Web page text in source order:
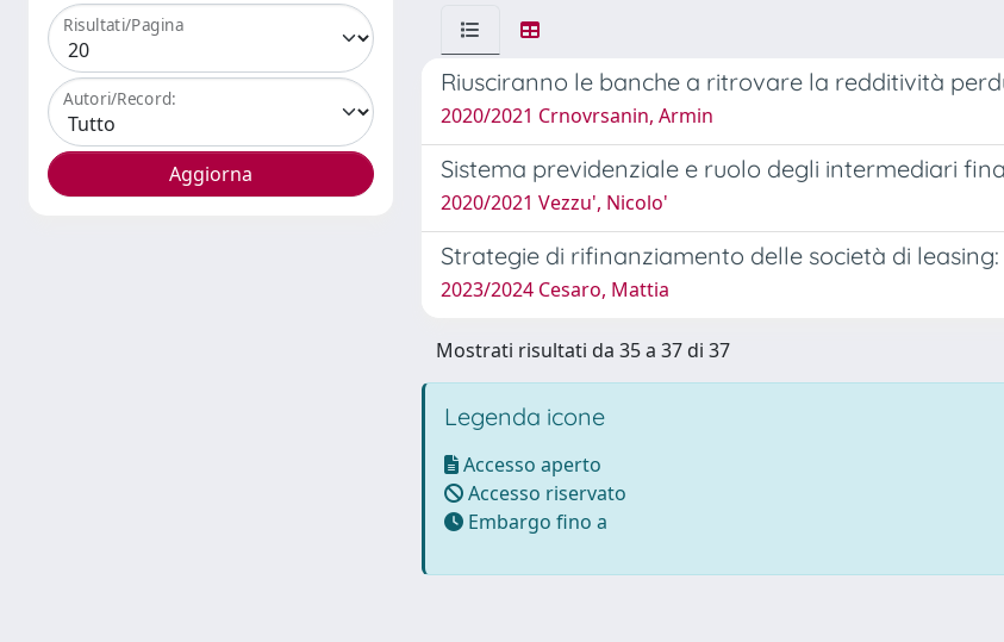
Risultati/Pagina
Autori/Record:
Riusciranno le banche a ritrovare la redditività
2020/2021 Crnovrsanin, Armin
Sistema previdenziale e ruolo degli intermediari
2020/2021 Vezzu', Nicolo'
Strategie di rifinanziamento delle società di
2023/2024 Cesaro, Mattia
Mostrati risultati da 35 a 37 di 37
Legenda icone
Accesso aperto
Accesso riservato
Embargo fino a